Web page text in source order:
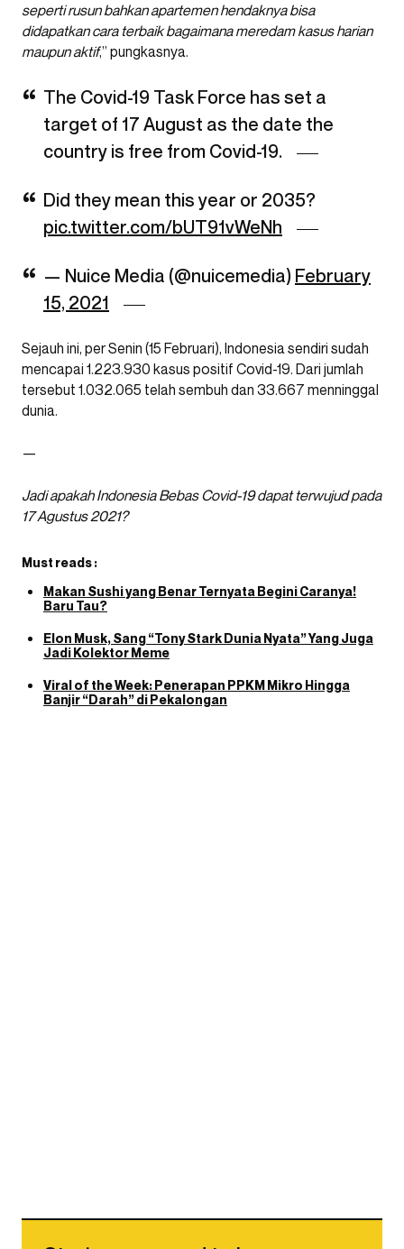
seperti rusun bahkan apartemen hendaknya bisa
didapatkan cara terbaik bagaimana meredam kasus harian
maupun aktif,” pungkasnya.
The Covid-19 Task Force has set a
target of 17 August as the date the
country is free from Covid-19.
Did they mean this year or 2035?
pic.twitter.com/bUT91vWeNh
— Nuice Media (@nuicemedia) February
15, 2021
Sejauh ini, per Senin (15 Februari), Indonesia sendiri sudah
mencapai 1.223.930 kasus positif Covid-19. Dari jumlah
tersebut 1.032.065 telah sembuh dan 33.667 menninggal
dunia.
—
Jadi apakah Indonesia Bebas Covid-19 dapat terwujud pada
17 Agustus 2021?
Must reads :
Makan Sushi yang Benar Ternyata Begini Caranya!
Baru Tau?
Elon Musk, Sang “Tony Stark Dunia Nyata” Yang Juga
Jadi Kolektor Meme
Viral of the Week: Penerapan PPKM Mikro Hingga
Banjir “Darah” di Pekalongan